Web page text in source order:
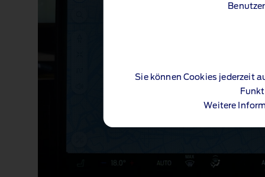
Sie können Cookies jederzeit
Weitere